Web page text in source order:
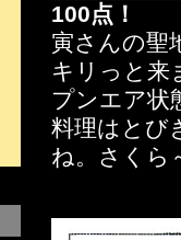
100点！
寅さんの聖
キリっと来
プンエア状
料理はとび
ね。さくら